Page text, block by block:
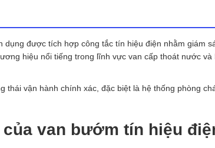
dụng được tích hợp công tắc tín hiệu điện nhằm giám
hiệu nổi tiếng trong lĩnh vực van cấp thoát nước và
vận hành chính xác, đặc biệt là hệ thống phòng
van bướm tín hiệu